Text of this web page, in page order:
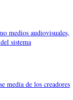
medios audiovisuales,
sistema
media de los creadores